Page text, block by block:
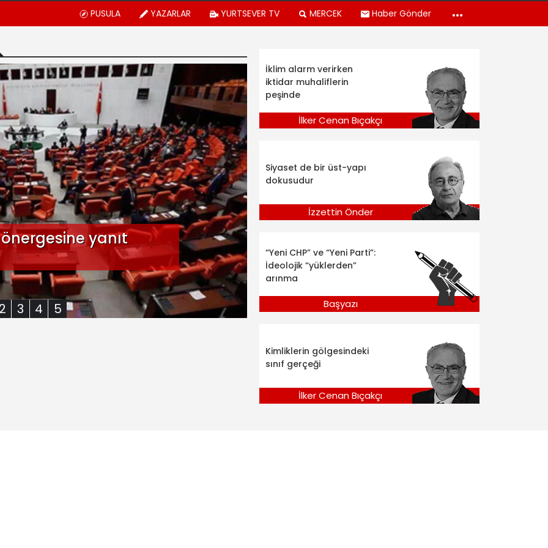
PUSULA YAZARLAR YURTSEVER TV MERCEK Haber Gönder
3 4 5
yanıt
İklim alarm verirken
iktidar muhaliflerin
peşinde
İlker Cenan Bıçakçı
Siyaset de bir üst-yapı
dokusudur
İzzettin Önder
“Yeni CHP” ve “Yeni Parti”:
İdeolojik “yüklerden”
arınma
Başyazı
Kimliklerin gölgesindeki
sınıf gerçeği
İlker Cenan Bıçakçı